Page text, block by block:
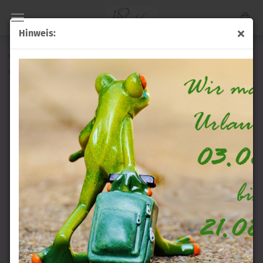
Hinweis:
walther
design
KG,
Herrenpfad-
41334
Nettetal